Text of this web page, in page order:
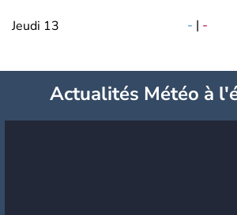
Jeudi 13 - | -
Actualités Météo à